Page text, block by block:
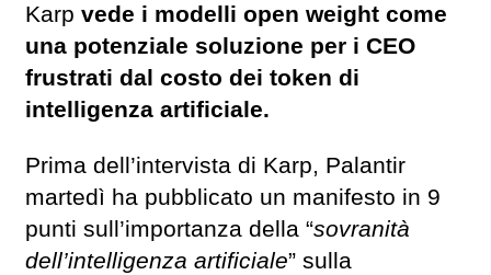
Karp vede i modelli open weight come
una potenziale soluzione per i CEO
frustrati dal costo dei token di
intelligenza artificiale.
Prima dell’intervista di Karp, Palantir
martedì ha pubblicato un manifesto in 9
punti sull’importanza della “sovranità
dell’intelligenza artificiale” sulla